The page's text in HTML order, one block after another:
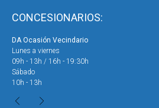
CONCESIONARIOS:
DA Ocasión Vecindario
Lunes a viernes
09h - 13h / 16h - 19:30h
Sábado
10h - 13h